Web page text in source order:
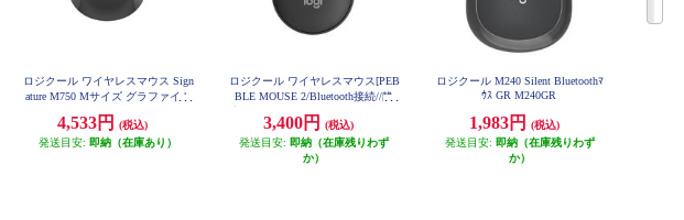
ロジクール ワイヤレスマウス Sign
ature M750 Mサイズ グラファイト
4,533円
(税込)
発送目安: 即納（在庫あり）
ロジクール ワイヤレスマウス[PEB
BLE MOUSE 2/Bluetooth接続//静
GR
3,400円
(税込)
発送目安: 即納（在庫残りわず
か）
ロジクール M240 Silent Bluetoothﾏ
ｳｽ GR M240GR
1,983円
(税込)
発送目安: 即納（在庫残りわず
か）